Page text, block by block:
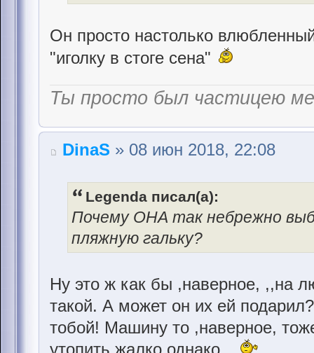
Он просто настолько
"иголку в стоге сена"
Ты просто был частицею
DinaS » 08 июн 2018, 22:08
Legenda писал(а):
Почему ОНА так небрежно
пляжную гальку?
Ну это ж как бы ,наверное, ,,на
такой. А может он их ей
тобой! Машину то ,наверное,